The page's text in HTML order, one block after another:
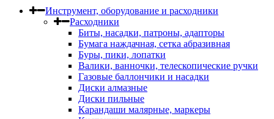
Инструмент, оборудование и расходники
Расходники
Биты, насадки, патроны, адапторы
Бумага наждачная, сетка абразивная
Буры, пики, лопатки
Валики, ванночки, телескопические ручки
Газовые баллончики и насадки
Диски алмазные
Диски пильные
Карандаши малярные, маркеры